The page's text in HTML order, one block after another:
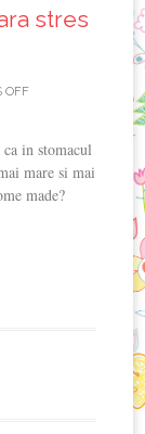
stres
OFF
in stomacul
mare si mai
made?